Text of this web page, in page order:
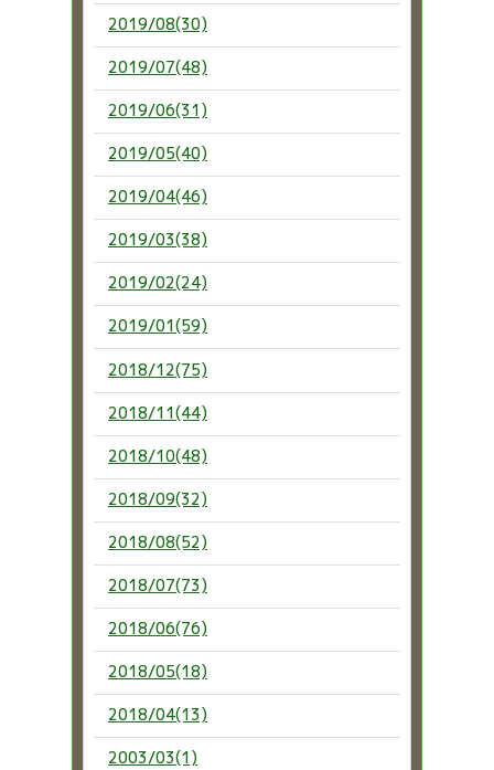
2019/08(30)
2019/07(48)
2019/06(31)
2019/05(40)
2019/04(46)
2019/03(38)
2019/02(24)
2019/01(59)
2018/12(75)
2018/11(44)
2018/10(48)
2018/09(32)
2018/08(52)
2018/07(73)
2018/06(76)
2018/05(18)
2018/04(13)
2003/03(1)